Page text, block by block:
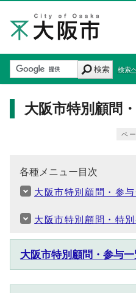
検索 検索
大阪市特別顧問
ペ
各種メニュー目次
大阪市特別顧問・参
大阪市特別顧問・特
大阪市特別顧問・参与